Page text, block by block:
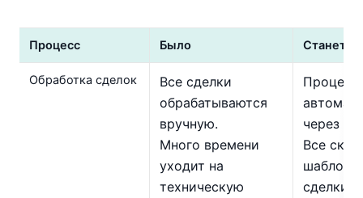
Процесс Было Станет
Обработка сделок
Все сделки
обрабатываются
вручную.
Много времени
уходит на
техническую
Процесс
через
Все
сделки